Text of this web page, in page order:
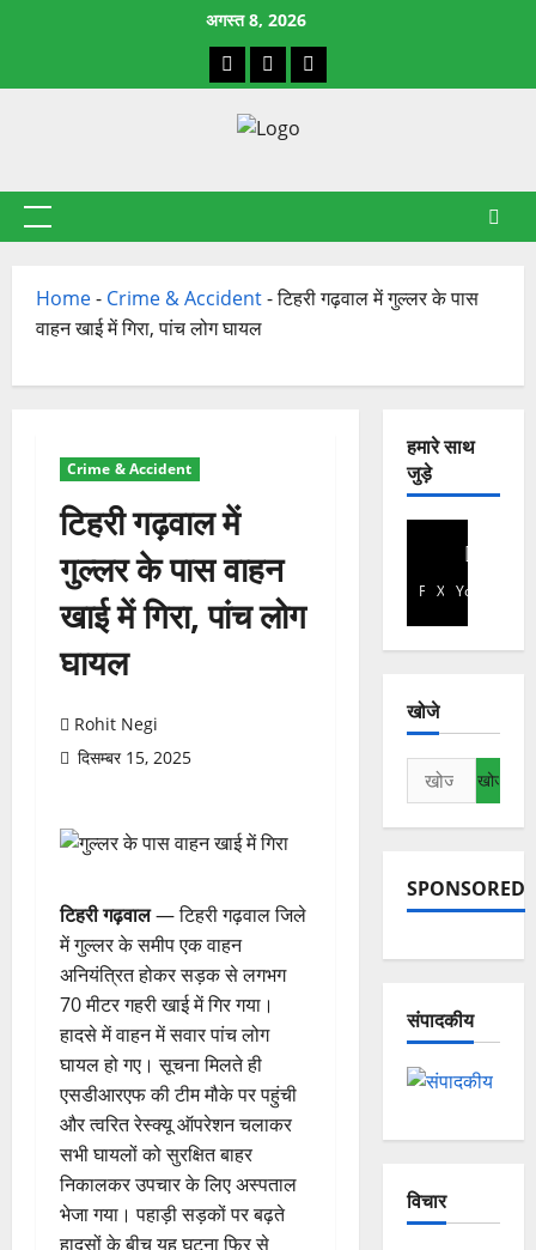
अगस्त 8, 2026
Facebook
X YouTube
प्राथमिक
Home- Crime & Accident-टिहरी गढ़वाल में गुल्लर के पास
वाहन खाई में गिरा, पांच लोग घायल
Crime & Accident
टिहरी गढ़वाल में
गुल्लर के पास वाहन
खाई में गिरा, पांच लोग
घायल
Rohit Negi
दिसम्बर 15, 2025
टिहरी गढ़वाल— टिहरी गढ़वाल जिले
में गुल्लर के समीप एक वाहन
अनियंत्रित होकर सड़क से लगभग
70 मीटर गहरी खाई में गिर गया।
हादसे में वाहन में सवार पांच लोग
घायल हो गए। सूचना मिलते ही
एसडीआरएफ की टीम मौके पर पहुंची
और त्वरित रेस्क्यू ऑपरेशन चलाकर
सभी घायलों को सुरक्षित बाहर
निकालकर उपचार के लिए अस्पताल
भेजा गया। पहाड़ी सड़कों पर बढ़ते
हादसों के बीच यह घटना फिर से
हमारे साथ
जुड़े
Facebook
X YouTube
खोजे
निम्न
को
खोजें:
SPONSORED
संपादकीय
विचार